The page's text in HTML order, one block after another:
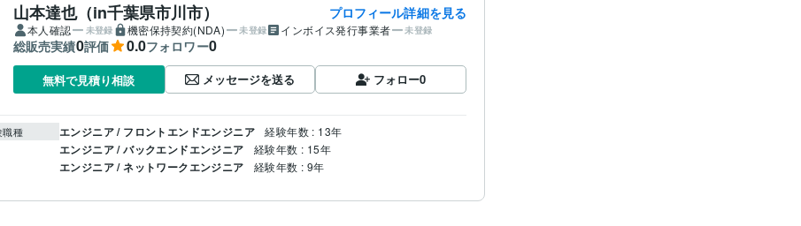
山本達也（in千葉県市川市） プロフィール詳細を見る
本人確認 未登録 機密保持契約(NDA) 未登録 インボイス発行事業者 未登録
総販売実績0評価 0.0フォロワー0
無料で見積り相談 メッセージを送る フォロー0
職種 エンジニア / フロントエンドエンジニア 経験年数 : 13年
エンジニア / バックエンドエンジニア 経験年数 : 15年
エンジニア / ネットワークエンジニア 経験年数 : 9年